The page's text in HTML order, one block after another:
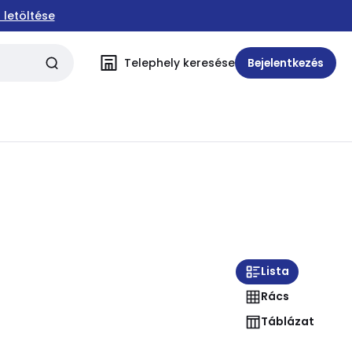
letöltése
Telephely keresése Bejelentkezés
Lista
Rács
Táblázat